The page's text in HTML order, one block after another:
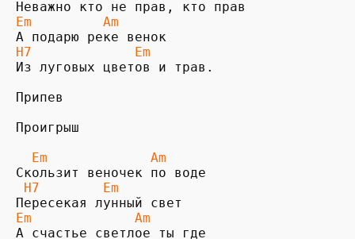
Em         Am
H7             Em
Из луговых цветов и трав.
Припев
Проигрыш
  Em             Am
H7        Em
Em             Am